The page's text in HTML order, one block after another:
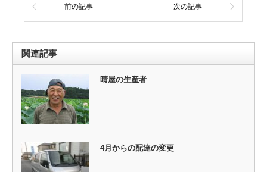
前の記事 次の記事
関連記事
晴屋の生産者
4月からの配達の変更